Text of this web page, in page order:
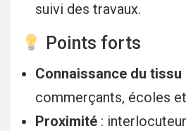
suivi des travaux.
Points forts
Connaissance du tissu
commerçants, écoles
Proximité :